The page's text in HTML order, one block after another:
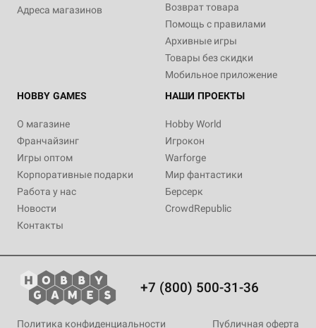
Адреса магазинов
Возврат товара
Помощь с правилами
Архивные игры
Товары без скидки
Мобильное приложение
HOBBY GAMES
О магазине
Франчайзинг
Игры оптом
Корпоративные подарки
Работа у нас
Новости
Контакты
НАШИ ПРОЕКТЫ
Hobby World
Игрокон
Warforge
Мир фантастики
Берсерк
CrowdRepublic
+7 (800) 500-31-36
Политика конфиденциальности Публичная оферта